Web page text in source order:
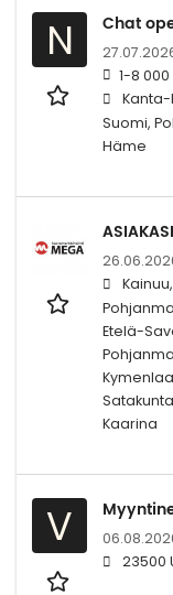
N Chat
1-8
Kanta-
Suomi,
Häme
Etelä-
Kaarina
V
23500